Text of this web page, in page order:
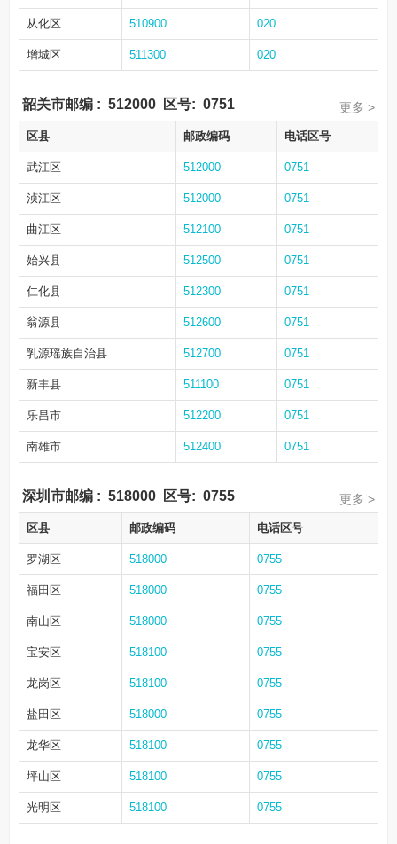
从化区 510900 020
增城区 511300 020
韶关市邮编 : 512000 区号: 0751 更多 >
区县 邮政编码 电话区号
武江区 512000 0751
浈江区 512000 0751
曲江区 512100 0751
始兴县 512500 0751
仁化县 512300 0751
翁源县 512600 0751
乳源瑶族自治县 512700 0751
新丰县 511100 0751
乐昌市 512200 0751
南雄市 512400 0751
深圳市邮编 : 518000 区号: 0755 更多 >
区县 邮政编码 电话区号
罗湖区 518000 0755
福田区 518000 0755
南山区 518000 0755
宝安区 518100 0755
龙岗区 518100 0755
盐田区 518000 0755
龙华区 518100 0755
坪山区 518100 0755
光明区 518100 0755